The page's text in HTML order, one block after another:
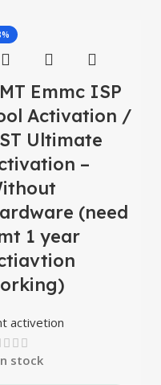
Emmc ISP
Activation /
Ultimate
–
(need
1 year
activetion
stock